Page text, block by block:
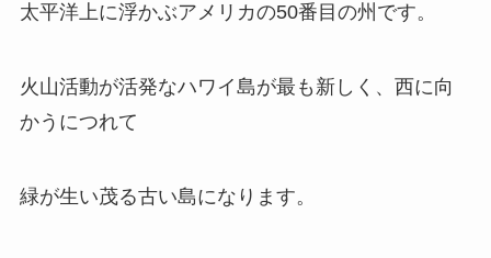
太平洋上に浮かぶアメリカの50番目の州です。
火山活動が活発なハワイ島が最も新しく、西に向
かうにつれて
緑が生い茂る古い島になります。